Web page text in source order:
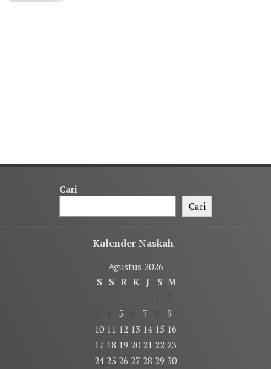
Cari
Cari
Kalender Naskah
Agustus 2026
S
S R K J S M
5 7
9
10 11 12 13 14 15 16
17 18 19 20 21 22 23
24 25 26 27 28 29 30